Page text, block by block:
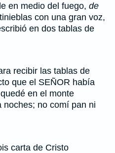
en medio del fuego, de
con una gran voz,
en dos tablas de
recibir las tablas de
que el SEÑOR había
en el monte
no comí pan ni
carta de Cristo